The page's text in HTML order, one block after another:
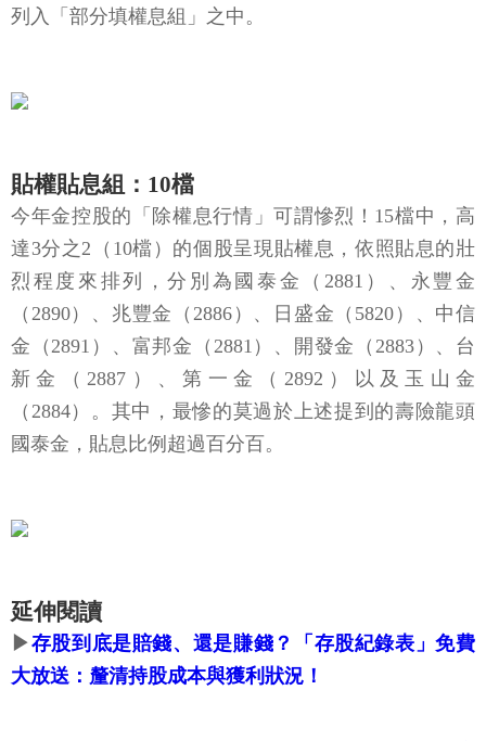
列入「部分填權息組」之中。
貼權貼息組：10檔
今年金控股的「除權息行情」可謂慘烈！15檔中，高
達3分之2（10檔）的個股呈現貼權息，依照貼息的壯
烈程度來排列，分別為國泰金（2881）、永豐金
（2890）、兆豐金（2886）、日盛金（5820）、中信
金（2891）、富邦金（2881）、開發金（2883）、台
新金（2887）、第一金（2892）以及玉山金
（2884）。其中，最慘的莫過於上述提到的壽險龍頭
國泰金，貼息比例超過百分百。
延伸閱讀
▶存股到底是賠錢、還是賺錢？「存股紀錄表」免費
大放送：釐清持股成本與獲利狀況！